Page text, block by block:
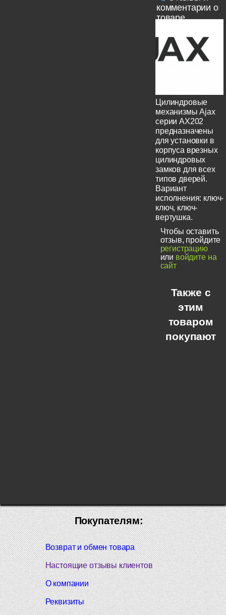
комментарии о
товаре
Цилиндровые
механизмы Ajax
серии AX202
предназначены
для установки в
корпуса врезных
цилиндровых
замков для всех
типов дверей.
Вариант
исполнения: ключ-
ключ, ключ-
вертушка.
Чтобы оставить
отзыв, пройдите
регистрацию
или войдите на
сайт
Также с
этим
товаром
покупают
Покупателям:
Возврат и обмен товара
Настоящие отзывы клиентов
О компании
Реквизиты